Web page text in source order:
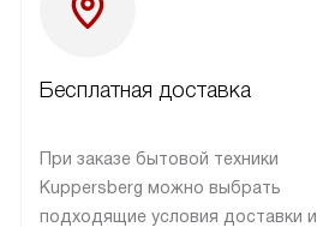
Бесплатная доставка
При заказе бытовой техники
Kuppersberg можно выбрать
подходящие условия доставки и